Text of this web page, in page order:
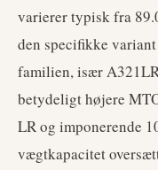
varierer typisk fra
den specifikke
familien, især
betydeligt højere
LR og imponerende
vægtkapacitet